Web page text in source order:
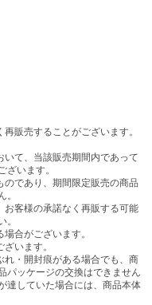
販売することがございます。
て、当該販売期間内であって
います。
であり、期間限定販売の商品
客様の承諾なく再販する可能
合がございます。
います。
・開封痕がある場合でも、商
パッケージの交換はできません
達していた場合には、商品本体